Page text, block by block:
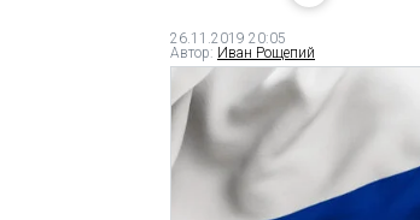
26.11.2019 20:05
Автор: Иван Рощепий